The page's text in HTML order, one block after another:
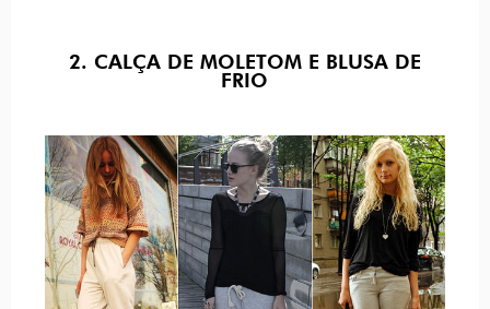
2. CALÇA DE MOLETOM E BLUSA DE
FRIO